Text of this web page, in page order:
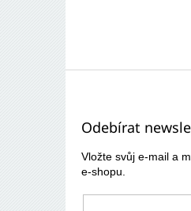
Odebírat
Vložte svůj e-mail a
e-shopu.